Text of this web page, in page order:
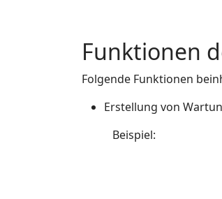
Funktionen
Folgende Funktionen
Erstellung von
Beispiel: